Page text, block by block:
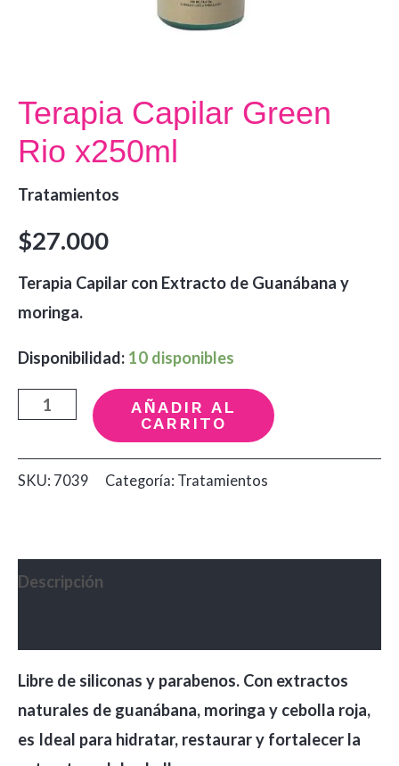
Terapia Capilar Green
Rio x250ml
Tratamientos
$27.000
Terapia Capilar con Extracto de Guanábana y
moringa.
Disponibilidad: 10 disponibles
Terapia
Green
Rio
AÑADIR AL
CARRITO
SKU: 7039 Categoría: Tratamientos
Descripción
Libre de siliconas y parabenos. Con extractos
naturales de guanábana, moringa y cebolla roja,
es Ideal para hidratar, restaurar y fortalecer la